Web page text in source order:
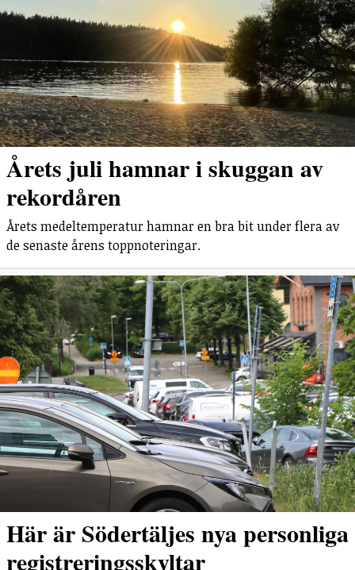
Årets juli hamnar i skuggan av
rekordåren
Årets medeltemperatur hamnar en bra bit under flera av
de senaste årens toppnoteringar.
Här är Södertäljes nya personliga
registreringsskyltar